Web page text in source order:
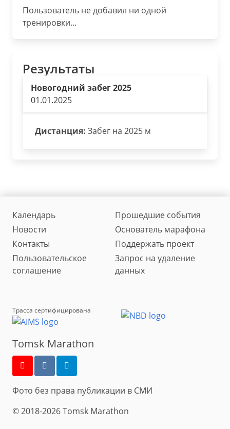
Пользователь не добавил ни одной
тренировки...
Результаты
Новогодний забег 2025
01.01.2025
Дистанция: Забег на 2025 м
Календарь
Прошедшие события
Новости
Основатель марафона
Контакты
Поддержать проект
Пользовательское
соглашение
Запрос на удаление
данных
Трасса сертифицирована
Tomsk Marathon
Фото без права публикации в СМИ
© 2018-2026 Tomsk Marathon